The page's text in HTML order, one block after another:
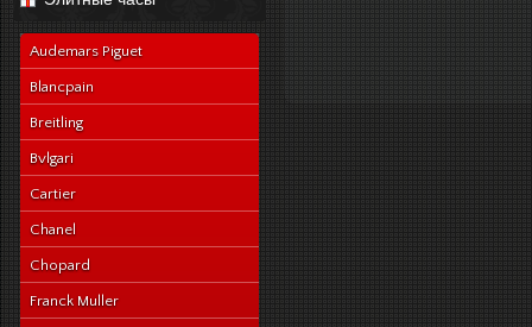
Audemars Piguet
Blancpain
Breitling
Bvlgari
Cartier
Chanel
Chopard
Franck Muller